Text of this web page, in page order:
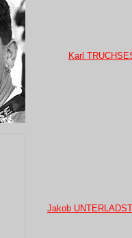
Karl
Jakob